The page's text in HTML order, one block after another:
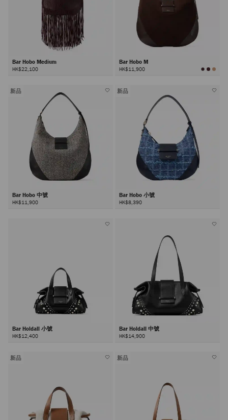
Bar Hobo Medium
HK$22,100
Bar Hobo M
HK$11,900
新品
Bar Hobo 中號
HK$11,900
新品
Bar Hobo 小號
HK$8,390
Bar Holdall 小號
HK$12,400
Bar Holdall 中號
HK$14,900
新品 新品